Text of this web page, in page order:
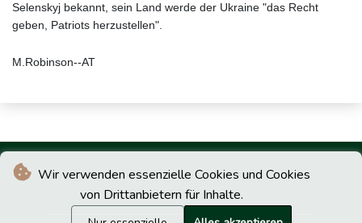
Wir verwenden essenzielle Cookies und Cookies
von Drittanbietern für Inhalte.
Selenskyj bekannt, sein Land werde der Ukraine "das Recht
geben, Patriots herzustellen".
M.Robinson--AT